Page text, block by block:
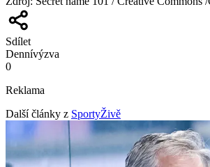
Sdílet
Dennívýzva
0
Reklama
Další články z SportyŽivě